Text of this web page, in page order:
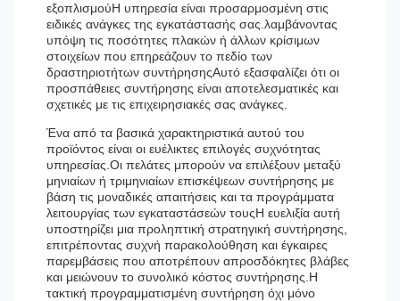
εξοπλισμούΗ υπηρεσία είναι προσαρμοσμένη στις
ειδικές ανάγκες της εγκατάστασής σας.λαμβάνοντας
υπόψη τις ποσότητες πλακών ή άλλων κρίσιμων
στοιχείων που επηρεάζουν το πεδίο των
δραστηριοτήτων συντήρησηςΑυτό εξασφαλίζει ότι οι
προσπάθειες συντήρησης είναι αποτελεσματικές και
σχετικές με τις επιχειρησιακές σας ανάγκες.
Ένα από τα βασικά χαρακτηριστικά αυτού του
προϊόντος είναι οι ευέλικτες επιλογές συχνότητας
υπηρεσίας.Οι πελάτες μπορούν να επιλέξουν μεταξύ
μηνιαίων ή τριμηνιαίων επισκέψεων συντήρησης με
βάση τις μοναδικές απαιτήσεις και τα προγράμματα
λειτουργίας των εγκαταστάσεών τουςΗ ευελιξία αυτή
υποστηρίζει μια προληπτική στρατηγική συντήρησης,
επιτρέποντας συχνή παρακολούθηση και έγκαιρες
παρεμβάσεις που αποτρέπουν απροσδόκητες βλάβες
και μειώνουν το συνολικό κόστος συντήρησης.Η
τακτική προγραμματισμένη συντήρηση όχι μόνο